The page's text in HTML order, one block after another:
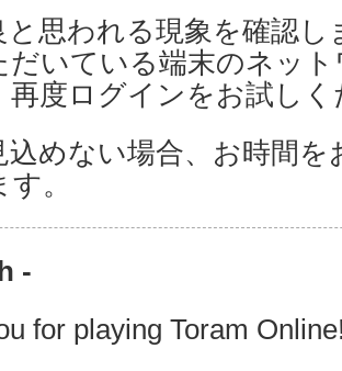
と思われる現象を確認
だいている端末のネッ
再度ログインをお試しく
込めない場合、お時間
。
-
for playing Toram